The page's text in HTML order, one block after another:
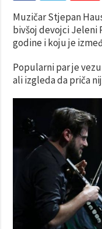
Muzičar Stjepan
bivšoj devojci Jeleni
godine i koju je
Popularni par je
ali izgleda da priča